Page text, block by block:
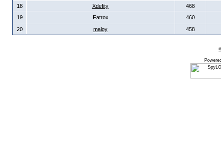
18
Xdefity
468
19
Fatrox
460
20
maloy 458